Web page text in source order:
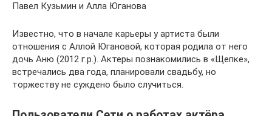
Павел Кузьмин и Алла Юганова
Известно, что в начале карьеры у артиста были
отношения с Аллой Югановой, которая родила от него
дочь Аню (2012 г.р.). Актеры познакомились в «Щепке»,
встречались два года, планировали свадьбу, но
торжеству не суждено было случиться.